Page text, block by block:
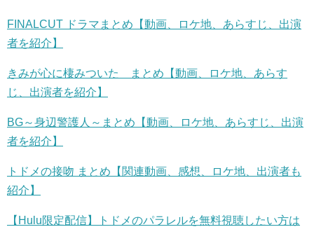
FINALCUT ドラマまとめ【動画、ロケ地、あらすじ、出演
者を紹介】
きみが心に棲みついた まとめ【動画、ロケ地、あらす
じ、出演者を紹介】
BG～身辺警護人～まとめ【動画、ロケ地、あらすじ、出演
者を紹介】
トドメの接吻 まとめ【関連動画、感想、ロケ地、出演者も
紹介】
【Hulu限定配信】トドメのパラレルを無料視聴したい方は